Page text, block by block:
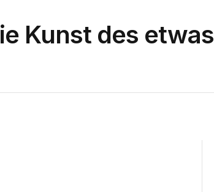
Kunst des etwas